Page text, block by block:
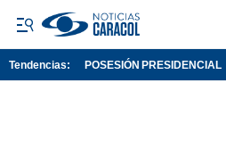
Tendencias: POSESIÓN PRESIDENCIAL